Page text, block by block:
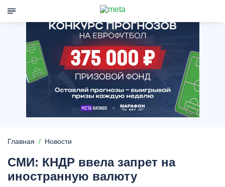
Главная Новости
СМИ: КНДР ввела запрет на
иностранную валюту